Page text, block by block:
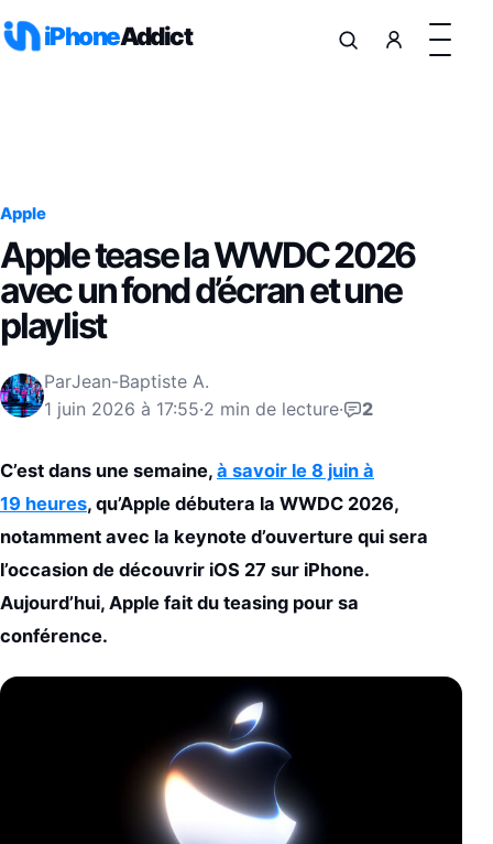
iPhoneAddict
Apple
Apple tease la WWDC 2026
avec un fond d’écran et une
playlist
ParJean-Baptiste A.
1 juin 2026 à 17:55·2 min de lecture· 2
C’est dans une semaine, à savoir le 8 juin à
19 heures, qu’Apple débutera la WWDC 2026,
notamment avec la keynote d’ouverture qui sera
l’occasion de découvrir iOS 27 sur iPhone.
Aujourd’hui, Apple fait du teasing pour sa
conférence.